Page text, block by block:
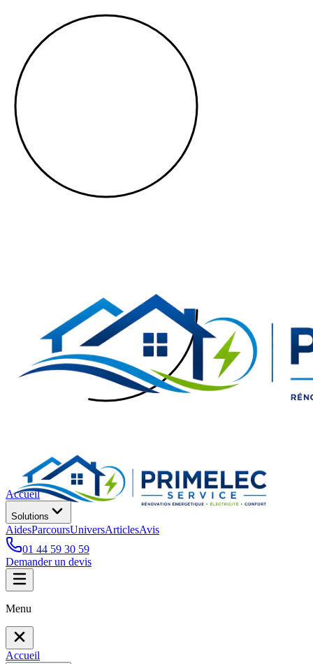
Accueil
Solutions
AidesParcoursUniversArticlesAvis
01 44 59 30 59
Demander un devis
Menu
Accueil